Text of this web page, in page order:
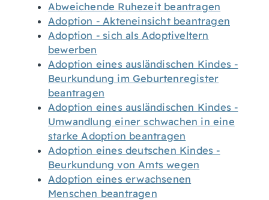
Abweichende Ruhezeit beantragen
Adoption - Akteneinsicht beantragen
Adoption - sich als Adoptiveltern
bewerben
Adoption eines ausländischen Kindes -
Beurkundung im Geburtenregister
beantragen
Adoption eines ausländischen Kindes -
Umwandlung einer schwachen in eine
starke Adoption beantragen
Adoption eines deutschen Kindes -
Beurkundung von Amts wegen
Adoption eines erwachsenen
Menschen beantragen